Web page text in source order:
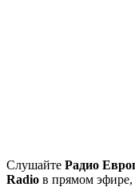
Cлушайте Радио
Radio в прямом эфире,